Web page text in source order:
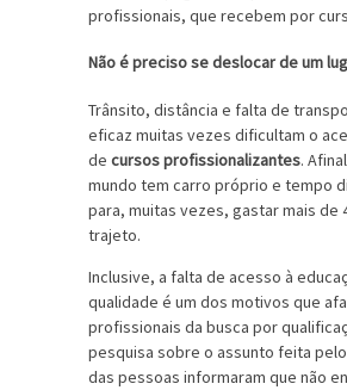
profissionais, que recebem por
Não é preciso se deslocar de um
Trânsito, distância e falta de
eficaz muitas vezes dificultam o
de cursos profissionalizantes.
mundo tem carro próprio e tempo
para, muitas vezes, gastar mais de
trajeto.
Inclusive, a falta de acesso à
qualidade é um dos motivos que
profissionais da busca por
pesquisa sobre o assunto feita pelo
das pessoas informaram que não